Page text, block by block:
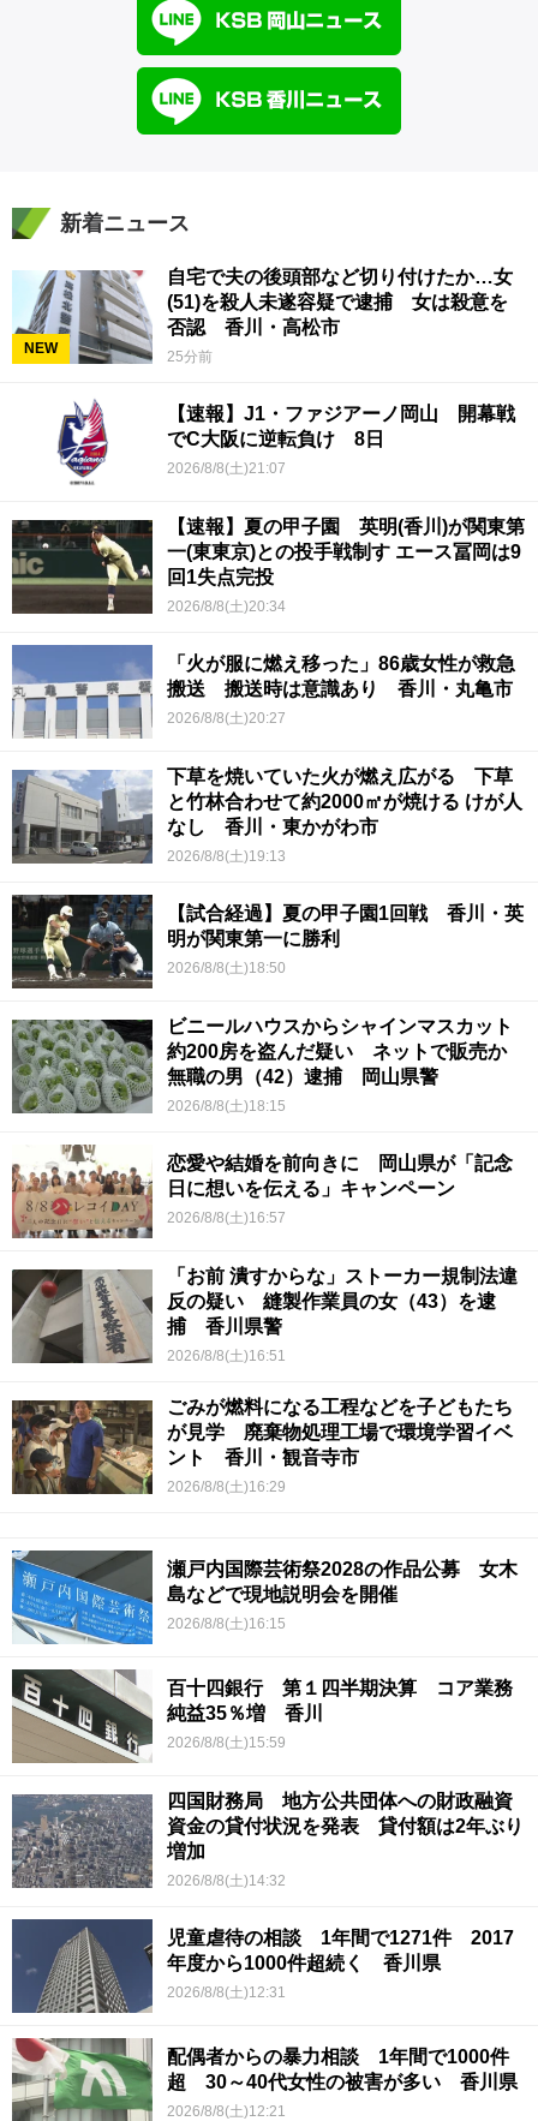
新着ニュース
NEW
自宅で夫の後頭部など切り付けたか…女
(51)を殺人未遂容疑で逮捕 女は殺意を
否認 香川・高松市
25分前
【速報】J1・ファジアーノ岡山 開幕戦
でC大阪に逆転負け 8日
2026/8/8(土)21:07
【速報】夏の甲子園 英明(香川)が関東第
一(東東京)との投手戦制す エース冨岡は9
回1失点完投
2026/8/8(土)20:34
「火が服に燃え移った」86歳女性が救急
搬送 搬送時は意識あり 香川・丸亀市
2026/8/8(土)20:27
下草を焼いていた火が燃え広がる 下草
と竹林合わせて約2000㎡が焼ける けが人
なし 香川・東かがわ市
2026/8/8(土)19:13
【試合経過】夏の甲子園1回戦 香川・英
明が関東第一に勝利
2026/8/8(土)18:50
ビニールハウスからシャインマスカット
約200房を盗んだ疑い ネットで販売か
無職の男（42）逮捕 岡山県警
2026/8/8(土)18:15
恋愛や結婚を前向きに 岡山県が「記念
日に想いを伝える」キャンペーン
2026/8/8(土)16:57
「お前 潰すからな」ストーカー規制法違
反の疑い 縫製作業員の女（43）を逮
捕 香川県警
2026/8/8(土)16:51
ごみが燃料になる工程などを子どもたち
が見学 廃棄物処理工場で環境学習イベ
ント 香川・観音寺市
2026/8/8(土)16:29
瀬戸内国際芸術祭2028の作品公募 女木
島などで現地説明会を開催
2026/8/8(土)16:15
百十四銀行 第１四半期決算 コア業務
純益35％増 香川
2026/8/8(土)15:59
四国財務局 地方公共団体への財政融資
資金の貸付状況を発表 貸付額は2年ぶり
増加
2026/8/8(土)14:32
児童虐待の相談 1年間で1271件 2017
年度から1000件超続く 香川県
2026/8/8(土)12:31
配偶者からの暴力相談 1年間で1000件
超 30～40代女性の被害が多い 香川県
2026/8/8(土)12:21